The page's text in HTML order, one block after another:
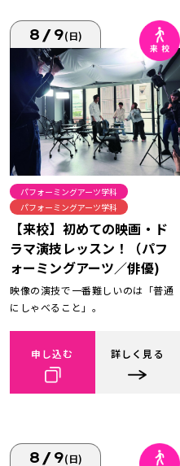
8/9(日)
パフォーミングアーツ学科
パフォーミングアーツ学科
【来校】初めての映画・ド
ラマ演技レッスン！（パフ
ォーミングアーツ／俳優)
映像の演技で一番難しいのは「普通
にしゃべること」。
申し込む 詳しく見る
8/9(日)